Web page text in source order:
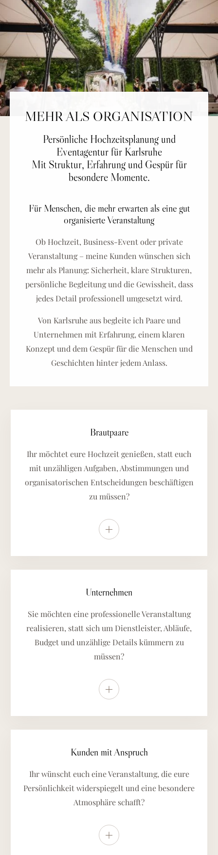
MEHR ALS ORGANISATION
Persönliche Hochzeitsplanung und
Eventagentur für Karlsruhe
Mit Struktur, Erfahrung und Gespür für
besondere Momente.
Für Menschen, die mehr erwarten als eine gut
organisierte Veranstaltung
Ob Hochzeit, Business-Event oder private
Veranstaltung – meine Kunden wünschen sich
mehr als Planung: Sicherheit, klare Strukturen,
persönliche Begleitung und die Gewissheit, dass
jedes Detail professionell umgesetzt wird.
Von Karlsruhe aus begleite ich Paare und
Unternehmen mit Erfahrung, einem klaren
Konzept und dem Gespür für die Menschen und
Geschichten hinter jedem Anlass.
Brautpaare
Ihr möchtet eure Hochzeit genießen, statt euch
mit unzähligen Aufgaben, Abstimmungen und
organisatorischen Entscheidungen beschäftigen
zu müssen?
Weitere Details anzeigen
Unternehmen
Sie möchten eine professionelle Veranstaltung
realisieren, statt sich um Dienstleister, Abläufe,
Budget und unzählige Details kümmern zu
müssen?
Weitere Details anzeigen
Kunden mit Anspruch
Ihr wünscht euch eine Veranstaltung, die eure
Persönlichkeit widerspiegelt und eine besondere
Atmosphäre schafft?
Weitere Details anzeigen